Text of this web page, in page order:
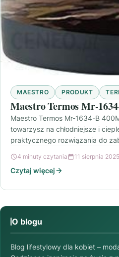
MAESTRO PRODUKT
Maestro Termos Mr-
Maestro Termos Mr-1634-B
towarzysz na chłodniejsze i
praktycznego rozwiązania do
4 minuty czytania 11 sierpnia 2025
Czytaj więcej
O blogu
Blog lifestylowy dla kobiet –